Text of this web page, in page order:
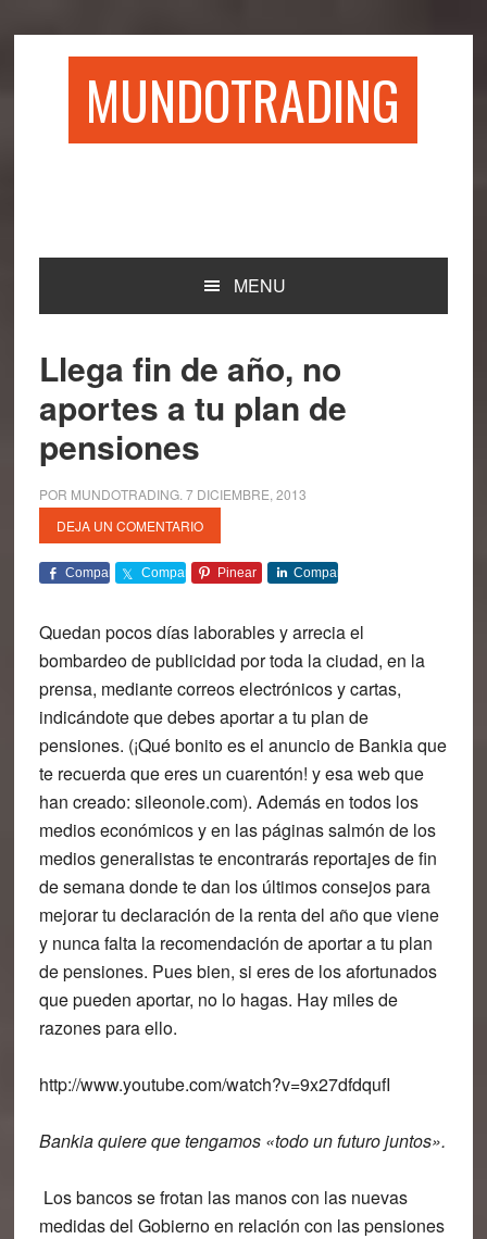
MUNDOTRADING
MENU
Llega fin de año, no
aportes a tu plan de
pensiones
POR MUNDOTRADING. 7 DICIEMBRE, 2013
DEJA UN COMENTARIO
Comparte Comparte Pinear Comparte
Quedan pocos días laborables y arrecia el
bombardeo de publicidad por toda la ciudad, en la
prensa, mediante correos electrónicos y cartas,
indicándote que debes aportar a tu plan de
pensiones. (¡Qué bonito es el anuncio de Bankia que
te recuerda que eres un cuarentón! y esa web que
han creado: sileonole.com). Además en todos los
medios económicos y en las páginas salmón de los
medios generalistas te encontrarás reportajes de fin
de semana donde te dan los últimos consejos para
mejorar tu declaración de la renta del año que viene
y nunca falta la recomendación de aportar a tu plan
de pensiones. Pues bien, si eres de los afortunados
que pueden aportar, no lo hagas. Hay miles de
razones para ello.
http://www.youtube.com/watch?v=9x27dfdqufI
Bankia quiere que tengamos «todo un futuro juntos».
Los bancos se frotan las manos con las nuevas
medidas del Gobiernoen relación con las pensiones